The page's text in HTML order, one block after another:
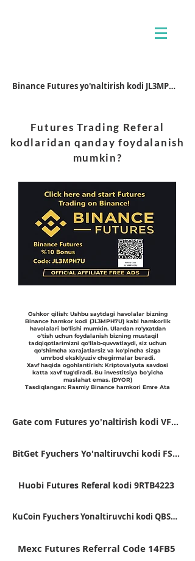
Binance Futures yo'naltirish kodi JL3MPH7U
Futures Trading Referal
kodlaridan qanday foydalanish
mumkin?
Oshkor qilish: Ushbu saytdagi havolalar bizning
Binance hamkor kodi (JL3MPH7U) kabi hamkorlik
havolalari bo'lishi mumkin. Ulardan ro'yxatdan
o'tish uchun foydalanish bizning mustaqil
tadqiqotlarimizni qo'llab-quvvatlaydi, siz uchun
qo'shimcha xarajatlarsiz va ko'pincha sizga
umrbod eksklyuziv chegirmalar beradi.
Xavf haqida ogohlantirish: Kriptovalyuta savdosi
katta xavf tug'diradi. Bu investitsiya bo'yicha
maslahat emas. (DYOR)
Tasdiqlangan: Rasmiy Binance hamkori Emre Ata
Gate com Futures yo'naltirish kodi VFJDUWXD
BitGet Fyuchers Yo'naltiruvchi kodi FSWU9863
Huobi Futures Referal kodi 9RTB4223
KuCoin Fyuchers Yonaltiruvchi kodi QBSSS8MK
Mexc Futures Referral Code 14FB5